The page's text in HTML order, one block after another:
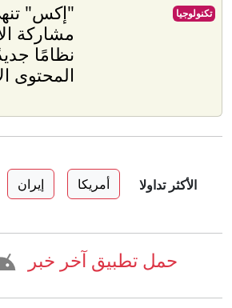
"إكس"
مشاركة
نظامًا
المحتوى
تكنولوجيا
الأكثر تداولا أمريكا إيران
حمل تطبيق آخر خبر